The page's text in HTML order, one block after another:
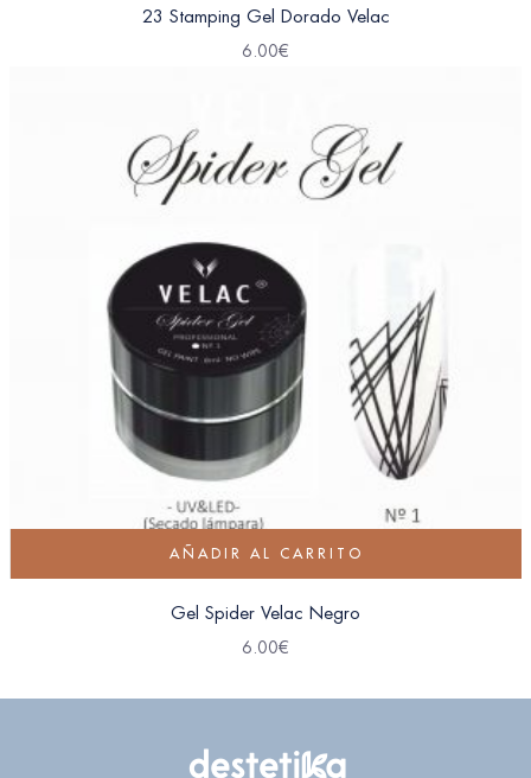
23 Stamping Gel Dorado Velac
6.00€
AÑADIR AL CARRITO
Gel Spider Velac Negro
6.00€